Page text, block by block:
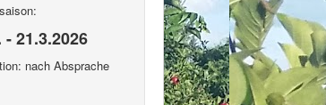
- 21.3.2026
nach Absprache